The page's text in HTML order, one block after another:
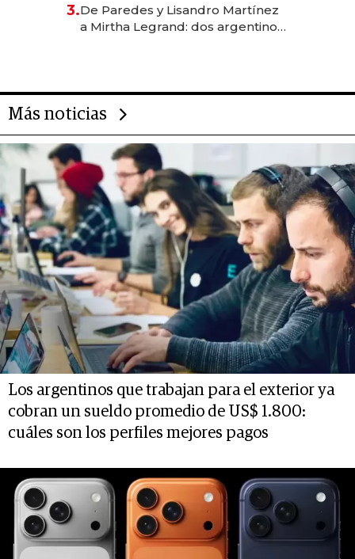
las marcas "fast premium"
3.De Paredes y Lisandro Martínez
a Mirtha Legrand: dos argentinos
Más noticias
Los argentinos que trabajan para el exterior ya
cobran un sueldo promedio de US$ 1.800:
cuáles son los perfiles mejores pagos